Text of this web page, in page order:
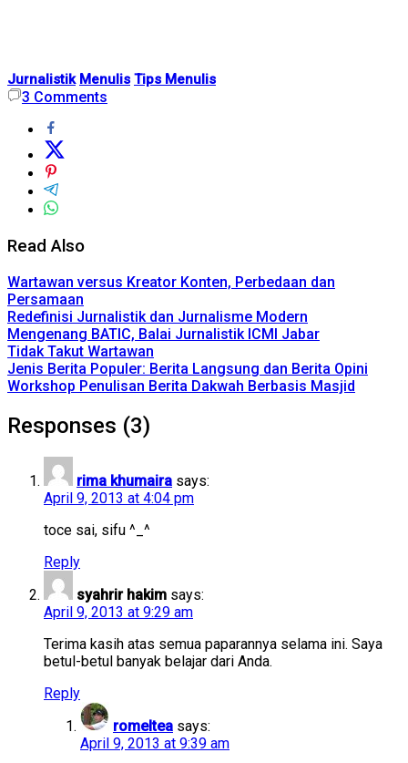
Jurnalistik Menulis Tips Menulis
3 Comments
Read Also
Wartawan versus Kreator Konten, Perbedaan dan
Persamaan
Redefinisi Jurnalistik dan Jurnalisme Modern
Mengenang BATIC, Balai Jurnalistik ICMI Jabar
Tidak Takut Wartawan
Jenis Berita Populer: Berita Langsung dan Berita Opini
Workshop Penulisan Berita Dakwah Berbasis Masjid
Responses (3)
rima khumaira says:
April 9, 2013 at 4:04 pm
toce sai, sifu ^_^
Reply
syahrir hakim says:
April 9, 2013 at 9:29 am
Terima kasih atas semua paparannya selama ini. Saya
betul-betul banyak belajar dari Anda.
Reply
romeltea says:
April 9, 2013 at 9:39 am